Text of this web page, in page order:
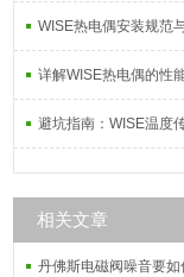
避坑指南：WISE温度
相关文章
丹佛斯电磁阀噪音要